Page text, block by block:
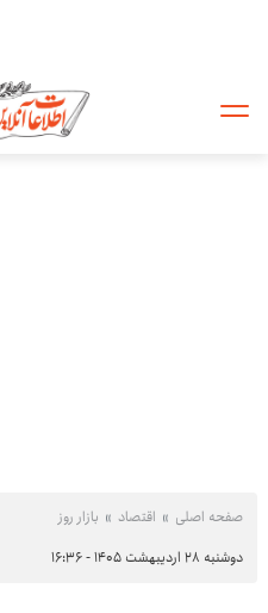
صفحه اصلی اقتصاد بازار روز
دوشنبه ۲۸ اردیبهشت ۱۴۰۵ - ۱۶:۳۶